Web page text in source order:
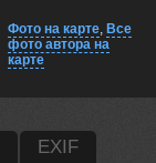
Фото на карте, Все
фото автора на
карте
EXIF